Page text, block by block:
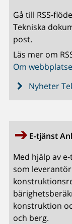
Gå till RSS-
Tekniska
post.
Läs mer om
Om
Nyheter
E-tjänst
Med hjälp av
som
konstruktion
och berg.